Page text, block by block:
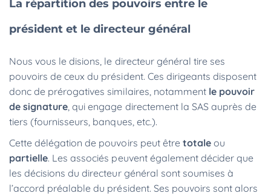
La répartition des pouvoirs entre le
président et le directeur général
Nous vous le disions, le directeur général tire ses
pouvoirs de ceux du président. Ces dirigeants disposent
donc de prérogatives similaires, notammentle pouvoir
de signature, qui engage directement la SAS auprès de
tiers (fournisseurs, banques, etc.).
Cette délégation de pouvoirs peut être totale ou
partielle. Les associés peuvent également décider que
les décisions du directeur général sont soumises à
l’accord préalable du président. Ses pouvoirs sont alors